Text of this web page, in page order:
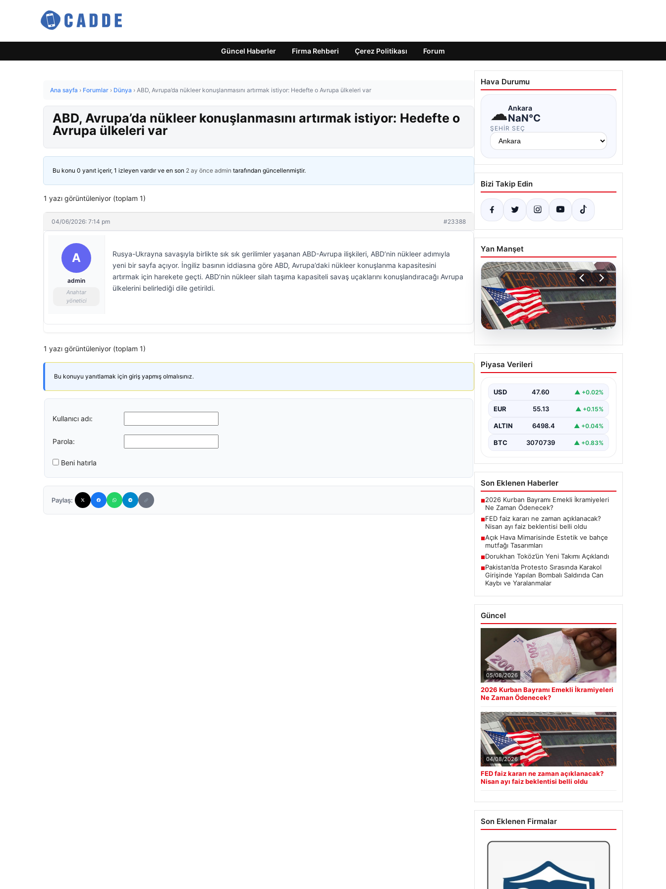
Güncel Haberler Firma Rehberi Çerez Politikası Forum
Ana sayfa › Forumlar › Dünya › ABD, Avrupa’da nükleer konuşlanmasını artırmak istiyor: Hedefte o Avrupa ülkeleri var
ABD, Avrupa’da nükleer konuşlanmasını artırmak istiyor: Hedefte o
Avrupa ülkeleri var
Bu konu 0 yanıt içerir, 1 izleyen vardır ve en son 2 ay önce admin tarafından güncellenmiştir.
1 yazı görüntüleniyor (toplam 1)
04/06/2026: 7:14 pm #23388
A
admin
Anahtar
yönetici
Rusya-Ukrayna savaşıyla birlikte sık sık gerilimler yaşanan ABD-Avrupa ilişkileri, ABD’nin nükleer adımıyla
yeni bir sayfa açıyor. İngiliz basının iddiasına göre ABD, Avrupa’daki nükleer konuşlanma kapasitesini
artırmak için harekete geçti. ABD’nin nükleer silah taşıma kapasiteli savaş uçaklarını konuşlandıracağı Avrupa
ülkelerini belirlediği dile getirildi.
1 yazı görüntüleniyor (toplam 1)
Bu konuyu yanıtlamak için giriş yapmış olmalısınız.
Kullanıcı adı:
Parola:
Beni hatırla
Paylaş:
Hava Durumu
☁Ankara
NaN°C
ŞEHIR SEÇ
Bizi Takip Edin
Yan Manşet
04.08.2026
FED faiz kararı ne zaman
açıklanacak? Nisan ayı
Piyasa Verileri
USD 47.60 ▲ +0.02%
EUR 55.13 ▲ +0.15%
ALTIN 6498.4 ▲ +0.04%
BTC 3070739 ▲ +0.83%
Son Eklenen Haberler
■2026 Kurban Bayramı Emekli İkramiyeleri
Ne Zaman Ödenecek?
■FED faiz kararı ne zaman açıklanacak?
Nisan ayı faiz beklentisi belli oldu
■Açık Hava Mimarisinde Estetik ve bahçe
mutfağı Tasarımları
■Dorukhan Toköz’ün Yeni Takımı Açıklandı
■Pakistan’da Protesto Sırasında Karakol
Girişinde Yapılan Bombalı Saldırıda Can
Kaybı ve Yaralanmalar
Güncel
05/08/2026
2026 Kurban Bayramı Emekli İkramiyeleri
Ne Zaman Ödenecek?
04/08/2026
FED faiz kararı ne zaman açıklanacak?
Nisan ayı faiz beklentisi belli oldu
Son Eklenen Firmalar